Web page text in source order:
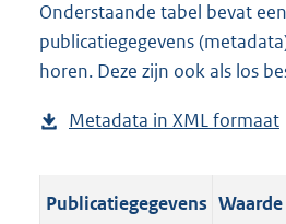
o
a
d
u
l
n
d
s
r
o
l
o
a
p
b
a
n
d
g
o
Onderstaande tabel bevat
publicatiegegevens
horen. Deze zijn ook als los
Metadata in XML formaat
t
Publicatiegegevens Waarde